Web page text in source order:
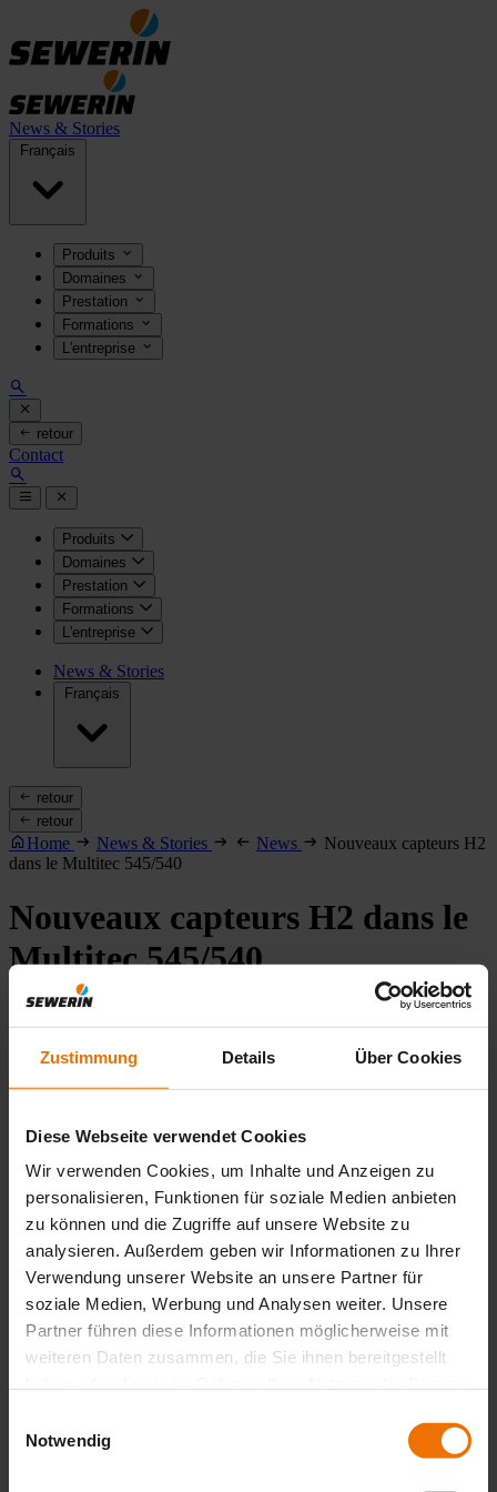
Zustimmung Details Über Cookies
Diese Webseite verwendet Cookies
Wir verwenden Cookies, um Inhalte und Anzeigen zu
personalisieren, Funktionen für soziale Medien anbieten
zu können und die Zugriffe auf unsere Website zu
analysieren. Außerdem geben wir Informationen zu Ihrer
Verwendung unserer Website an unsere Partner für
soziale Medien, Werbung und Analysen weiter. Unsere
Partner führen diese Informationen möglicherweise mit
weiteren Daten zusammen, die Sie ihnen bereitgestellt
Notwendig
News & Stories
Français
Produits
Domaines
Prestation
Formations
L'entreprise
retour
Contact
Produits
Domaines
Prestation
Formations
L'entreprise
News & Stories
Français
retour
retour
Home News & Stories News
Nouveaux capteurs H2
dans le Multitec 545/540
Nouveaux capteurs H2 dans le
Multitec 545/540
Les deux appareils peuvent également être équipés d'un capteur H₂
à partir de janvier ! Cela signifie pour vous que vous pouvez garder
un œil sur la teneur en hydrogène de la biomasse très tôt dans le
processus. Et pourquoi est-ce important ? Tout simplement parce
que cette détection précoce vous permet de réagir immédiatement et
seulement des économies, mais vous contribuez aussi à une
production d'énergie plus durable. Préparez votre installation de
biogaz pour l'avenir.